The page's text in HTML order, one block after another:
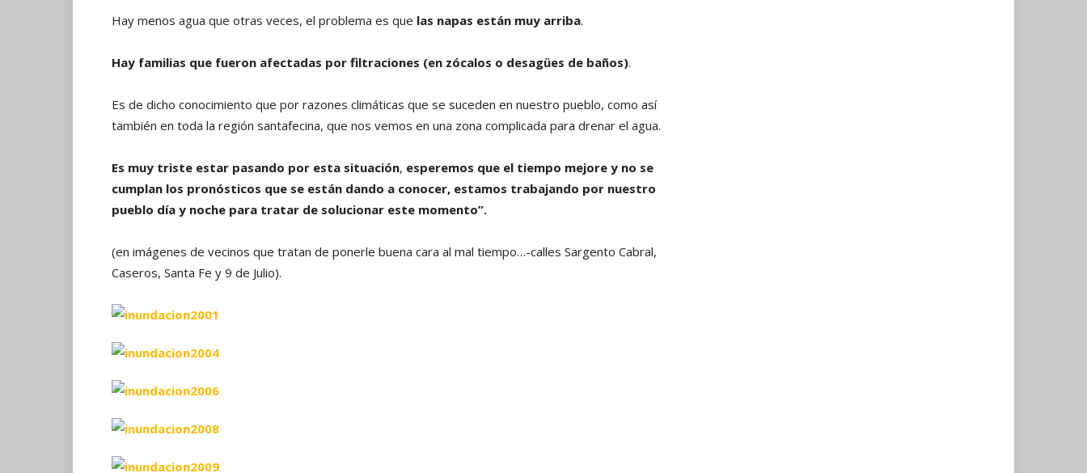
Hay menos agua que otras veces, el problema es que las napas están muy arriba.
Hay familias que fueron afectadas por filtraciones (en zócalos o desagües de baños).
Es de dicho conocimiento que por razones climáticas que se suceden en nuestro pueblo, como así
también en toda la región santafecina, que nos vemos en una zona complicada para drenar el agua.
Es muy triste estar pasando por esta situación, esperemos que el tiempo mejore y no se
cumplan los pronósticos que se están dando a conocer, estamos trabajando por nuestro
pueblo día y noche para tratar de solucionar este momento”.
(en imágenes de vecinos que tratan de ponerle buena cara al mal tiempo…-calles Sargento Cabral,
Caseros, Santa Fe y 9 de Julio).